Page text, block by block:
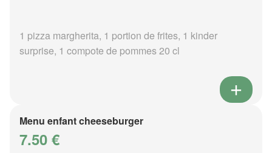
1 pizza margherita, 1 portion de frites, 1 kinder
surprise, 1 compote de pommes 20 cl
Menu enfant cheeseburger
7.50 €